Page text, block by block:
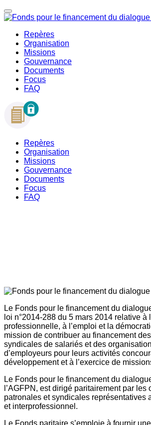
Repères
Organisation
Missions
Gouvernance
Documents
Focus
FAQ
Repères
Organisation
Missions
Gouvernance
Documents
Focus
FAQ
Le Fonds pour le financement du
loi n°2014-288 du 5 mars 2014 relative à
professionnelle, à l’emploi et la
mission de contribuer au financement
syndicales de salariés et des
d’employeurs pour leurs activités
développement et à l’exercice de
Le Fonds pour le financement du
l’AGFPN, est dirigé paritairement par les
patronales et syndicales représentatives
et interprofessionnel.
Le Fonds paritaire s’emploie à fournir